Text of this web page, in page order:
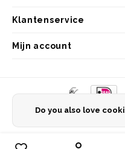
Klantenservice
Mijn account
© Copyright 2026 Entrepôt
Vergelijk producten
Do you also love